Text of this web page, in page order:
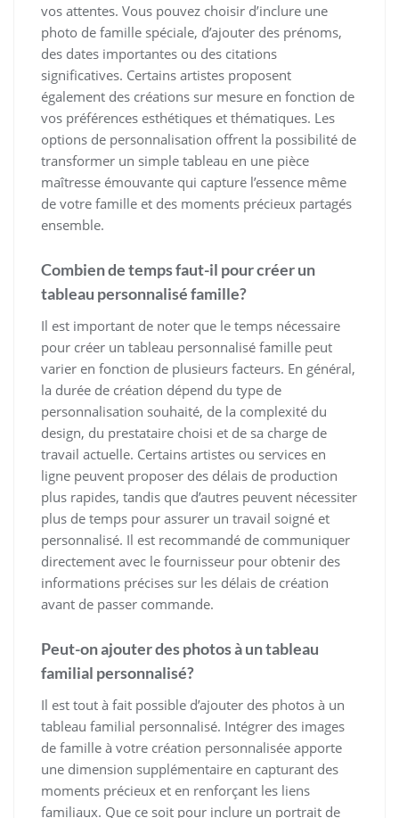
vos attentes. Vous pouvez choisir d’inclure une
photo de famille spéciale, d’ajouter des prénoms,
des dates importantes ou des citations
significatives. Certains artistes proposent
également des créations sur mesure en fonction de
vos préférences esthétiques et thématiques. Les
options de personnalisation offrent la possibilité de
transformer un simple tableau en une pièce
maîtresse émouvante qui capture l’essence même
de votre famille et des moments précieux partagés
ensemble.
Combien de temps faut-il pour créer un
tableau personnalisé famille?
Il est important de noter que le temps nécessaire
pour créer un tableau personnalisé famille peut
varier en fonction de plusieurs facteurs. En général,
la durée de création dépend du type de
personnalisation souhaité, de la complexité du
design, du prestataire choisi et de sa charge de
travail actuelle. Certains artistes ou services en
ligne peuvent proposer des délais de production
plus rapides, tandis que d’autres peuvent nécessiter
plus de temps pour assurer un travail soigné et
personnalisé. Il est recommandé de communiquer
directement avec le fournisseur pour obtenir des
informations précises sur les délais de création
avant de passer commande.
Peut-on ajouter des photos à un tableau
familial personnalisé?
Il est tout à fait possible d’ajouter des photos à un
tableau familial personnalisé. Intégrer des images
de famille à votre création personnalisée apporte
une dimension supplémentaire en capturant des
moments précieux et en renforçant les liens
familiaux. Que ce soit pour inclure un portrait de